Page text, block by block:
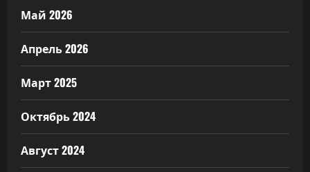
Май 2026
Апрель 2026
Март 2025
Октябрь 2024
Август 2024